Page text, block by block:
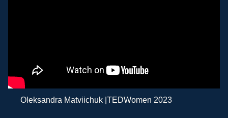
Oleksandra Matviichuk |TEDWomen 2023